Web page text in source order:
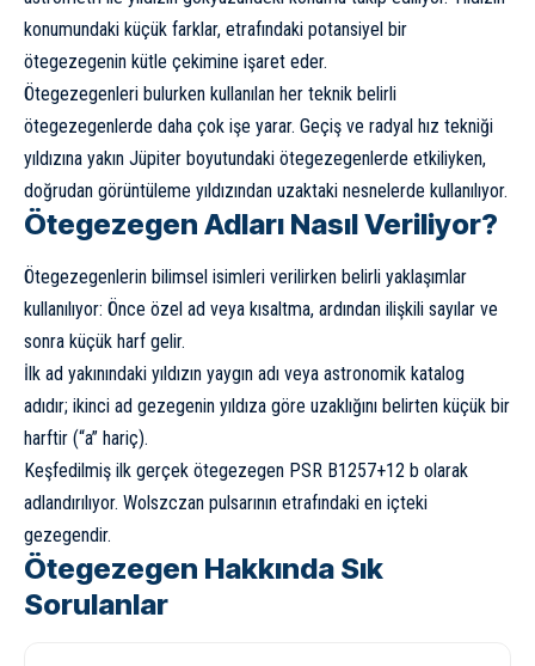
konumundaki küçük farklar, etrafındaki potansiyel bir
ötegezegenin kütle çekimine işaret eder.
Ötegezegenleri bulurken kullanılan her teknik belirli
ötegezegenlerde daha çok işe yarar. Geçiş ve radyal hız tekniği
yıldızına yakın Jüpiter boyutundaki ötegezegenlerde etkiliyken,
doğrudan görüntüleme yıldızından uzaktaki nesnelerde kullanılıyor.
Ötegezegen Adları Nasıl Veriliyor?
Ötegezegenlerin bilimsel isimleri verilirken belirli yaklaşımlar
kullanılıyor: Önce özel ad veya kısaltma, ardından ilişkili sayılar ve
sonra küçük harf gelir.
İlk ad yakınındaki yıldızın yaygın adı veya astronomik katalog
adıdır; ikinci ad gezegenin yıldıza göre uzaklığını belirten küçük bir
harftir (“a” hariç).
Keşfedilmiş ilk gerçek ötegezegen PSR B1257+12 b olarak
adlandırılıyor. Wolszczan pulsarının etrafındaki en içteki
gezegendir.
Ötegezegen Hakkında Sık
Sorulanlar